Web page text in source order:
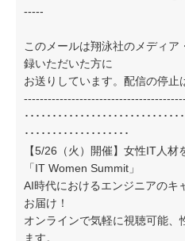
-----
このメールは翔泳社のメディ
録いただいた方に
お送りしています。配信の停止
････････････････････････････
･･･････････････････
【5/26（火）開催】女性IT人
「IT Women Summit」
AI時代におけるエンジニアのキ
お届け！
オンラインで気軽に視聴可能、
ます。